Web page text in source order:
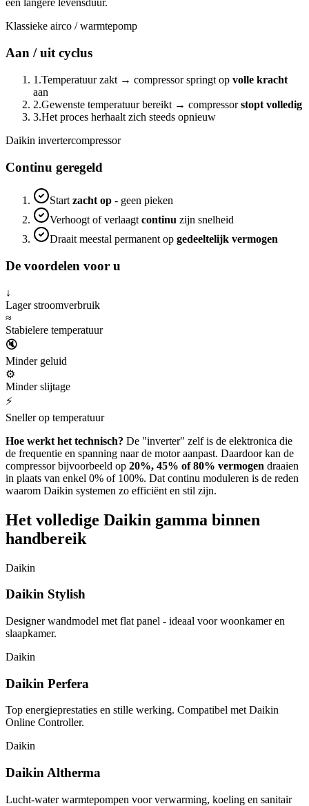
een langere levensduur.
Klassieke airco / warmtepomp
Aan / uit cyclus
1.Temperatuur zakt → compressor springt op volle kracht
aan
2.Gewenste temperatuur bereikt → compressorstopt volledig
3.Het proces herhaalt zich steeds opnieuw
Daikin invertercompressor
Continu geregeld
Start zacht op - geen pieken
Verhoogt of verlaagt continu zijn snelheid
Draait meestal permanent op gedeeltelijk vermogen
De voordelen voor u
↓
Lager stroomverbruik
≈
Stabielere temperatuur
🔇
Minder geluid
⚙
Minder slijtage
⚡
Sneller op temperatuur
Hoe werkt het technisch? De "inverter" zelf is de elektronica die
de frequentie en spanning naar de motor aanpast. Daardoor kan de
compressor bijvoorbeeld op 20%, 45% of 80% vermogen draaien
in plaats van enkel 0% of 100%. Dat continu moduleren is de reden
waarom Daikin systemen zo efficiënt en stil zijn.
Het volledige Daikin gamma binnen
handbereik
Daikin
Daikin Stylish
Designer wandmodel met flat panel - ideaal voor woonkamer en
slaapkamer.
Daikin
Daikin Perfera
Top energieprestaties en stille werking. Compatibel met Daikin
Online Controller.
Daikin
Daikin Altherma
Lucht-water warmtepompen voor verwarming, koeling en sanitair